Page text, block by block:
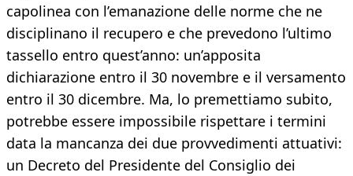
capolinea con l’emanazione delle norme che ne
disciplinano il recupero e che prevedono l’ultimo
tassello entro quest’anno: un’apposita
dichiarazione entro il 30 novembre e il versamento
entro il 30 dicembre. Ma, lo premettiamo subito,
potrebbe essere impossibile rispettare i termini
data la mancanza dei due provvedimenti attuativi:
un Decreto del Presidente del Consiglio dei